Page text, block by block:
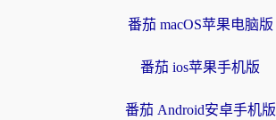
番茄 macOS苹果电脑版
番茄 ios苹果手机版
番茄 Android安卓手机版